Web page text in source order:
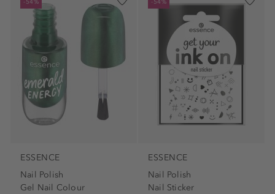
-54%
ESSENCE
Nail Polish
Gel Nail Colour
-54%
ESSENCE
Nail Polish
Nail Sticker